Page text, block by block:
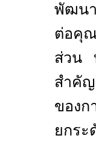
พัฒนา
ต่อคุ
ส่วน
สำคั
ของ
ยกระ